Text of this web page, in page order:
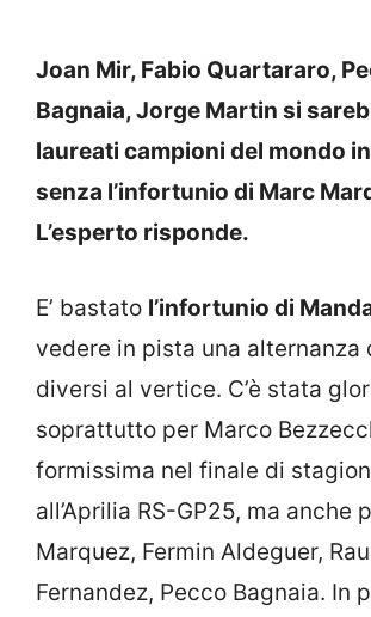
Joan Mir, Fabio Quartararo,
Bagnaia, Jorge Martin si
laureati campioni del mondo
senza l’infortunio di Marc
L’esperto risponde.
E’ bastato l’infortunio di
vedere in pista una alternanza
diversi al vertice. C’è stata
soprattutto per Marco
formissima nel finale di
all’Aprilia RS-GP25, ma anche
Marquez, Fermin Aldeguer,
Fernandez, Pecco Bagnaia. In